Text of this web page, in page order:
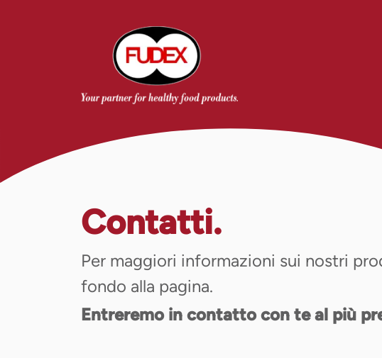
Contatti.
Per maggiori informazioni sui nostri
fondo alla pagina.
Entreremo in contatto con te al più